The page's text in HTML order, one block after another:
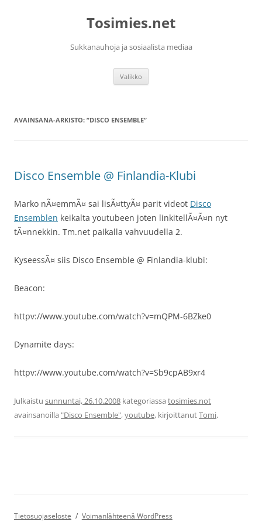
Tosimies.net
Sukkanauhoja ja sosiaalista mediaa
Valikko
AVAINSANA-ARKISTO: ”DISCO ENSEMBLE”
Disco Ensemble @ Finlandia-Klubi
Marko nÃ¤emmÃ¤ sai lisÃ¤ttyÃ¤ parit videot Disco
Ensemblen keikalta youtubeen joten linkitellÃ¤Ã¤n nyt
tÃ¤nnekkin. Tm.net paikalla vahvuudella 2.
KyseessÃ¤ siis Disco Ensemble @ Finlandia-klubi:
Beacon:
httpv://www.youtube.com/watch?v=mQPM-6BZke0
Dynamite days:
httpv://www.youtube.com/watch?v=Sb9cpAB9xr4
Julkaistu sunnuntai, 26.10.2008 kategoriassa tosimies.not
avainsanoilla "Disco Ensemble",youtube, kirjoittanutTomi.
Tietosuojaseloste Voimanlähteenä WordPress